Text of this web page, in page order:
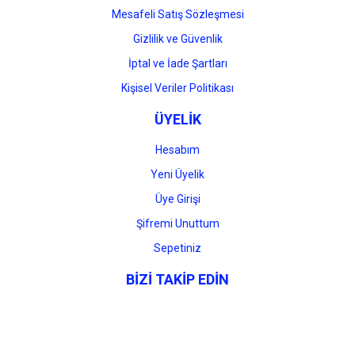
Mesafeli Satış Sözleşmesi
Gizlilik ve Güvenlik
İptal ve İade Şartları
Kişisel Veriler Politikası
ÜYELİK
Hesabım
Yeni Üyelik
Üye Girişi
Şifremi Unuttum
Sepetiniz
BİZİ TAKİP EDİN